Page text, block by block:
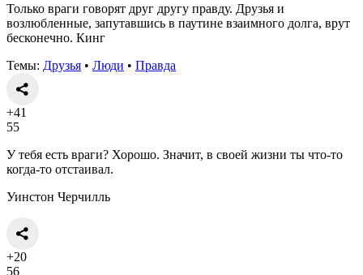
Только враги говорят друг другу правду. Друзья и
возлюбленные, запутавшись в паутине взаимного долга, врут
бесконечно. Кинг
Темы: Друзья • Люди • Правда
+41
55
У тебя есть враги? Хорошо. Значит, в своей жизни ты что-то
когда-то отстаивал.
Уинстон Черчилль
+20
56